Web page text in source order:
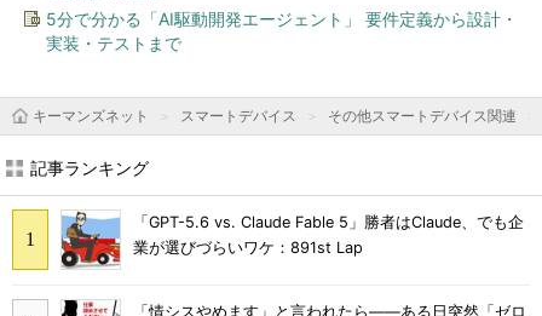
5分で分かる「AI駆動開発エージェント」 要件定義から設計・
実装・テストまで
キーマンズネット スマートデバイス その他スマートデバイス関連
記事ランキング
「GPT-5.6 vs. Claude Fable 5」勝者はClaude、でも企
業が選びづらいワケ：891st Lap
「情シスやめます」と言われたら――ある日突然「ゼロ